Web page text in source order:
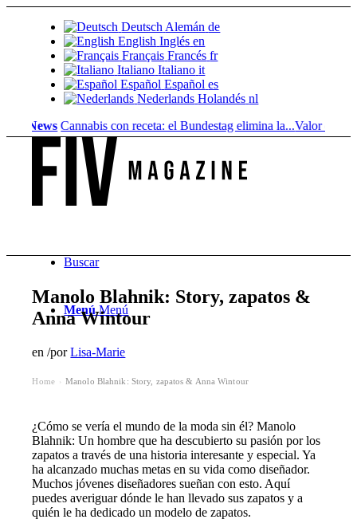
Deutsch Alemán de
English Inglés en
Français Francés fr
Italiano Italiano it
Español Español es
Nederlands Holandés nl
News Cannabis con receta: el Bundestag elimina la... Valor del suelo
Buscar
Menú Menú
Manolo Blahnik: Story, zapatos &
Anna Wintour
en/porLisa-Marie
Home Manolo Blahnik: Story, zapatos & Anna Wintour
¿Cómo se vería el mundo de la moda sin él? Manolo
Blahnik: Un hombre que ha descubierto su pasión por los
zapatos a través de una historia interesante y especial. Ya
ha alcanzado muchas metas en su vida como diseñador.
Muchos jóvenes diseñadores sueñan con esto. Aquí
puedes averiguar dónde le han llevado sus zapatos y a
quién le ha dedicado un modelo de zapatos.